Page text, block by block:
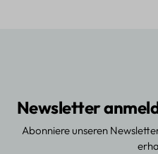
Newsletter
Abonniere unseren